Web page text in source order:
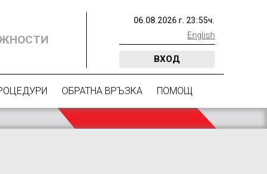
06.08.2026 г. 23:55ч.
English
ВХОД
ОБРАТНА ВРЪЗКА ПОМОЩ